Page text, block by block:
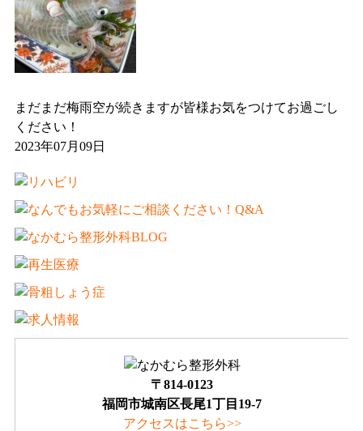
まだまだ梅雨空が続きますが皆様お気をつけてお過ごし
ください！
2023年07月09日
〒814-0123
福岡市城南区長尾1丁目19-7
アクセスはこちら>>